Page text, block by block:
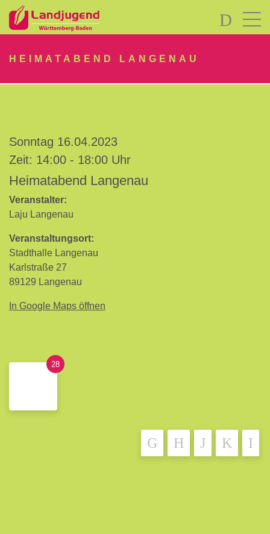
LOGIN
vergessen?
-
Neu
hier?
HEIMATABEND LANGENAU
Sonntag 16.04.2023
Zeit: 14:00 - 18:00 Uhr
Heimatabend Langenau
Veranstalter:
Laju Langenau
Veranstaltungsort:
Stadthalle Langenau
Karlstraße 27
89129 Langenau
In Google Maps öffnen
28